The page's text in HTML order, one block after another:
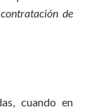
de
cuando en